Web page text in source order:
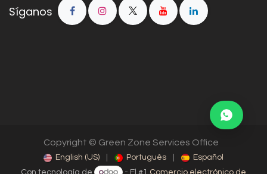
Síganos
Copyright © Green Zone Services Office
English (US) Português
Español
Con tecnología de
- El #1 Comercio electrónico de